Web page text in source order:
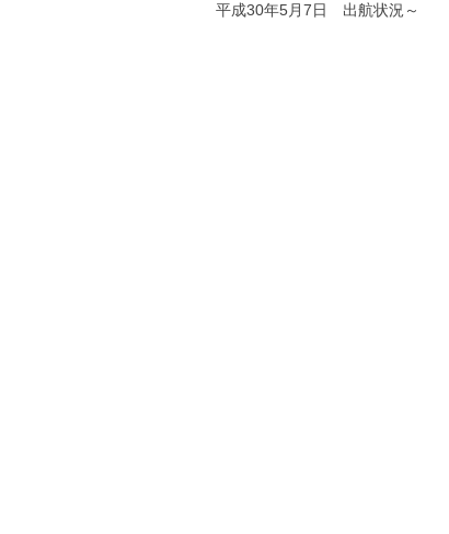
平成30年5月7日 出航状況～